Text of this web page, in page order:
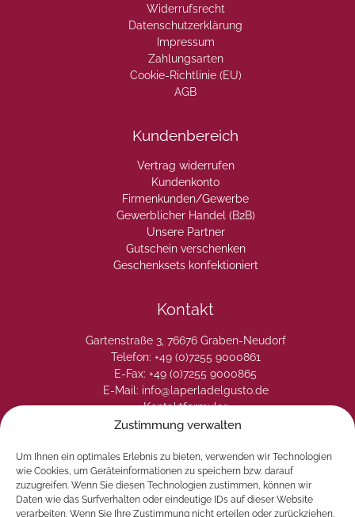
Zustimmung verwalten
Um Ihnen ein optimales Erlebnis zu bieten, verwenden wir Technologien
wie Cookies, um Geräteinformationen zu speichern bzw. darauf
zuzugreifen. Wenn Sie diesen Technologien zustimmen, können wir
Daten wie das Surfverhalten oder eindeutige IDs auf dieser Website
verarbeiten. Wenn Sie Ihre Zustimmung nicht erteilen oder zurückziehen,
Widerrufsrecht
Datenschutzerklärung
Impressum
Zahlungsarten
Cookie-Richtlinie (EU)
AGB
Kundenbereich
Vertrag widerrufen
Kundenkonto
Firmenkunden/Gewerbe
Gewerblicher Handel (B2B)
Unsere Partner
Gutschein verschenken
Geschenksets konfektioniert
Kontakt
Gartenstraße 3, 76676 Graben-Neudorf
Telefon: +49 (0)7255 9000861
E-Fax: +49 (0)7255 9000865
E-Mail: info@laperladelgusto.de
Kontaktformular